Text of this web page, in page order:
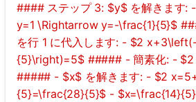
#### ステップ 3: $y$ を解きます:
y=1 \Rightarrow y=-\frac{1}{5}$
を行 1 に代入します: - $2
{5}\right)=5$ ##### - 簡素化: -
##### - $x$ を解きます: - $2
{5}=\frac{28}{5}$ -